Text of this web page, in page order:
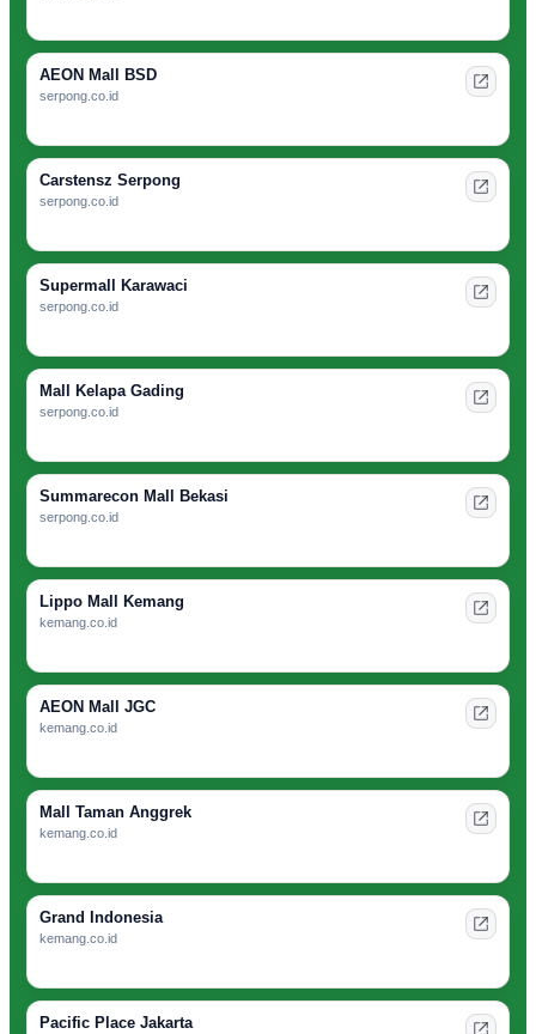
AEON Mall BSD
serpong.co.id
Carstensz Serpong
serpong.co.id
Supermall Karawaci
serpong.co.id
Mall Kelapa Gading
serpong.co.id
Summarecon Mall Bekasi
serpong.co.id
Lippo Mall Kemang
kemang.co.id
AEON Mall JGC
kemang.co.id
Mall Taman Anggrek
kemang.co.id
Grand Indonesia
kemang.co.id
Pacific Place Jakarta